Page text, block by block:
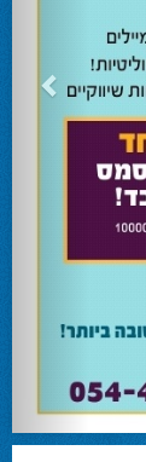
24.02.24
ביום
העיר.
שמעון
23.10.24
לא?שמירה